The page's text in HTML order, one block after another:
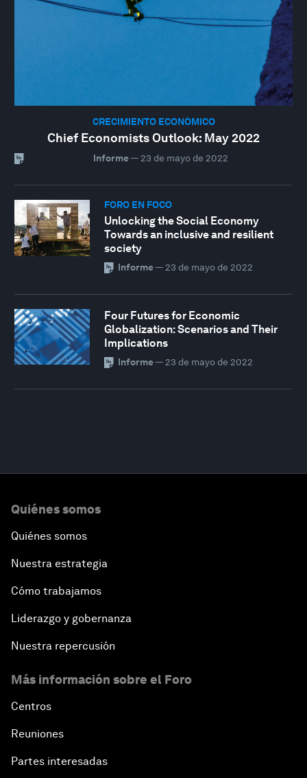
CRECIMIENTO ECONÓMICO
Chief Economists Outlook: May 2022
Informe— 23 de mayo de 2022
FORO EN FOCO
Unlocking the Social Economy
Towards an inclusive and resilient
society
Informe— 23 de mayo de 2022
Four Futures for Economic
Globalization: Scenarios and Their
Implications
Informe— 23 de mayo de 2022
Quiénes somos
Quiénes somos
Nuestra estrategia
Cómo trabajamos
Liderazgo y gobernanza
Nuestra repercusión
Más información sobre el Foro
Centros
Reuniones
Partes interesadas